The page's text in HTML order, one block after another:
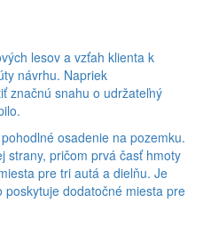
lesov a vzťah klienta k
návrhu. Napriek
značnú snahu o udržateľný
osadenie na pozemku.
strany, pričom prvá časť hmoty
pre tri autá a dielňu. Je
dodatočné miesta pre